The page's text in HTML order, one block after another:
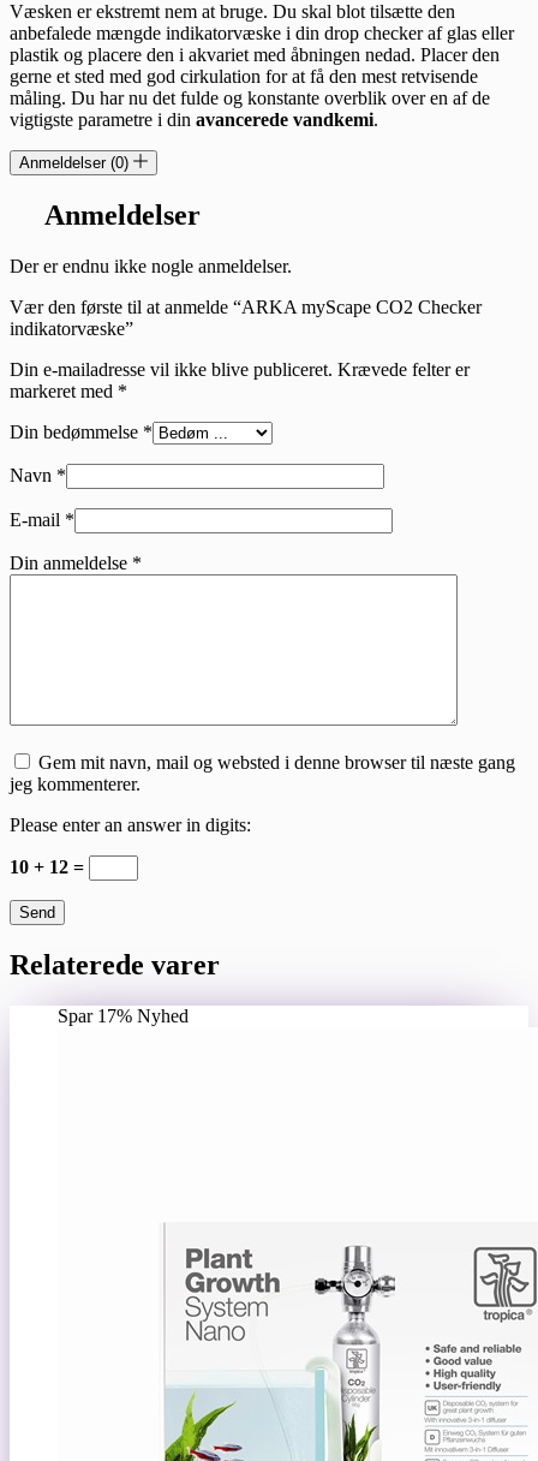
Væsken er ekstremt nem at bruge. Du skal blot tilsætte den
anbefalede mængde indikatorvæske i din drop checker af glas eller
plastik og placere den i akvariet med åbningen nedad. Placer den
gerne et sted med god cirkulation for at få den mest retvisende
måling. Du har nu det fulde og konstante overblik over en af de
vigtigste parametre i din avancerede vandkemi.
Anmeldelser (0)
Anmeldelser
Der er endnu ikke nogle anmeldelser.
Vær den første til at anmelde “ARKA myScape CO2 Checker
indikatorvæske”
Din e-mailadresse vil ikke blive publiceret. Krævede felter er
markeret med *
Din bedømmelse *
Navn *
E-mail *
Din anmeldelse *
Gem mit navn, mail og websted i denne browser til næste gang
jeg kommenterer.
Please enter an answer in digits:
10 + 12 =
Send
Relaterede varer
Spar 17% Nyhed